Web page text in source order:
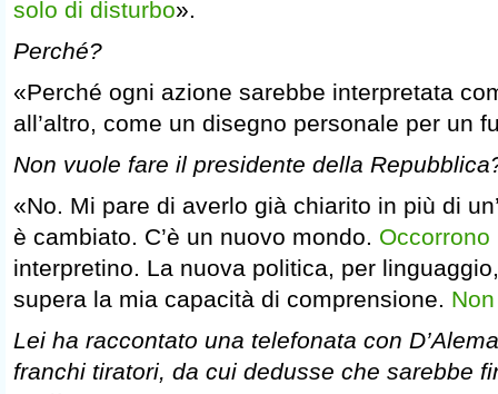
solo di disturbo».
Perché?
«Perché ogni azione sarebbe interpretata
all’altro, come un disegno personale per un
Non vuole fare il presidente della
«No. Mi pare di averlo già chiarito in più di
è cambiato. C’è un nuovo mondo.
interpretino. La nuova politica, per
supera la mia capacità di comprensione.
Lei ha raccontato una telefonata con
franchi tiratori, da cui dedusse che sarebbe